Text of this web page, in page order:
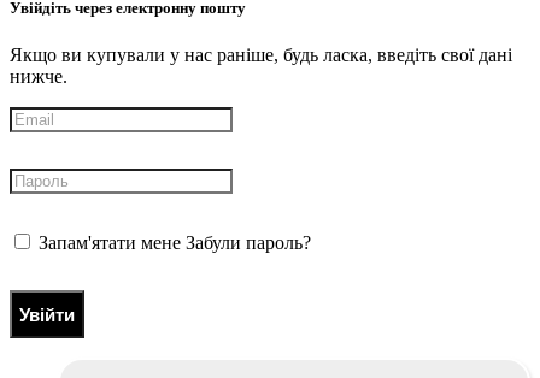
Увійдіть через електронну пошту
Якщо ви купували у нас раніше, будь ласка, введіть свої дані
нижче.
Запам'ятати мене Забули пароль?
Увійти